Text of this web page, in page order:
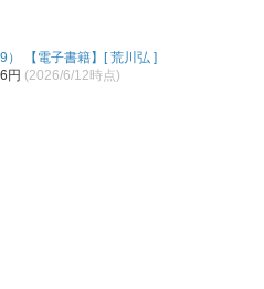
） 【電子書籍】[ 荒川弘 ]
円 (2026/6/12時点)